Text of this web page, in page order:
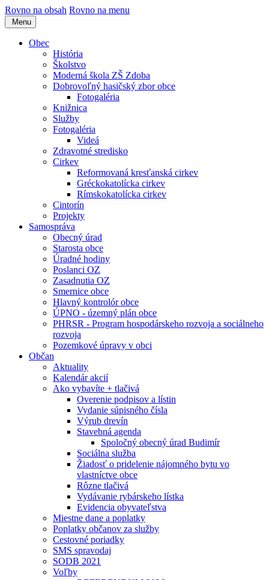
Rovno na obsah Rovno na menu
Menu
Obec
História
Školstvo
Moderná škola ZŠ Zdoba
Dobrovoľný hasičský zbor obce
Fotogaléria
Knižnica
Služby
Fotogaléria
Videá
Zdravotné stredisko
Cirkev
Reformovaná kresťanská cirkev
Gréckokatolícka cirkev
Rímskokatolícka cirkev
Cintorín
Projekty
Samospráva
Obecný úrad
Starosta obce
Úradné hodiny
Poslanci OZ
Zasadnutia OZ
Smernice obce
Hlavný kontrolór obce
ÚPNO - územný plán obce
PHRSR - Program hospodárskeho rozvoja a sociálneho
rozvoja
Pozemkové úpravy v obci
Občan
Aktuality
Kalendár akcií
Ako vybavíte + tlačivá
Overenie podpisov a lístin
Vydanie súpisného čísla
Výrub drevín
Stavebná agenda
Spoločný obecný úrad Budimír
Sociálna služba
Žiadosť o pridelenie nájomného bytu vo
vlastníctve obce
Rôzne tlačivá
Vydávanie rybárskeho lístka
Evidencia obyvateľstva
Miestne dane a poplatky
Poplatky občanov za služby
Cestovné poriadky
SMS spravodaj
SODB 2021
Voľby